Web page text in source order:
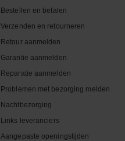
Bestellen en betalen
Verzenden en retourneren
Retour aanmelden
Garantie aanmelden
Reparatie aanmelden
Problemen met bezorging melden
Nachtbezorging
Links leveranciers
Aangepaste openingstijden